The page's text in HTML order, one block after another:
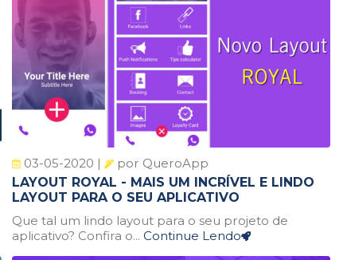
03-05-2020 |
por QueroApp
LAYOUT ROYAL - MAIS UM INCRÍVEL E LINDO
LAYOUT PARA O SEU APLICATIVO
Que tal um lindo layout para o seu projeto de
aplicativo? Confira o... Continue Lendo